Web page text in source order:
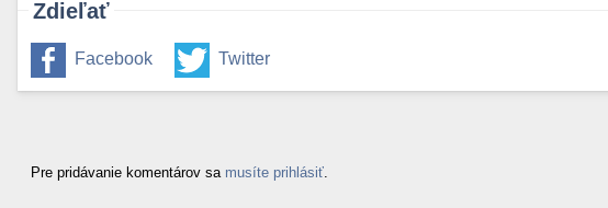
Zdieľať
Facebook Twitter
Pre pridávanie komentárov sa musíte prihlásiť